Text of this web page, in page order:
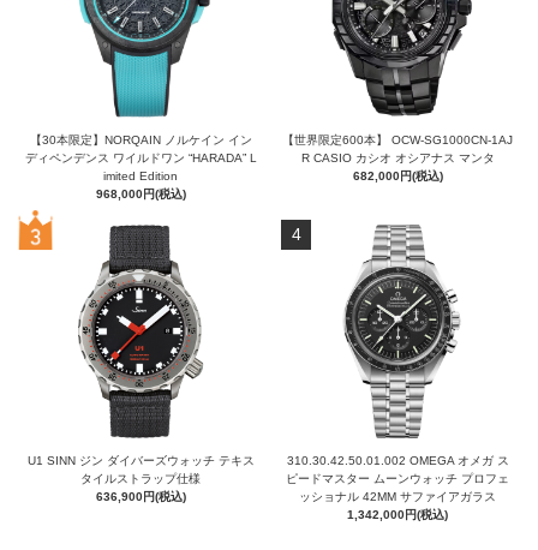
【30本限定】NORQAIN ノルケイン イン
ディペンデンス ワイルドワン “HARADA” L
imited Edition
968,000円(税込)
【世界限定600本】 OCW-SG1000CN-1AJ
R CASIO カシオ オシアナス マンタ
682,000円(税込)
U1 SINN ジン ダイバーズウォッチ テキス
タイルストラップ仕様
636,900円(税込)
4
310.30.42.50.01.002 OMEGA オメガ ス
ピードマスター ムーンウォッチ プロフェ
ッショナル 42MM サファイアガラス
1,342,000円(税込)